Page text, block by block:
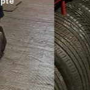
 Adresse
 Recopier le
Rafraîchir le captcha